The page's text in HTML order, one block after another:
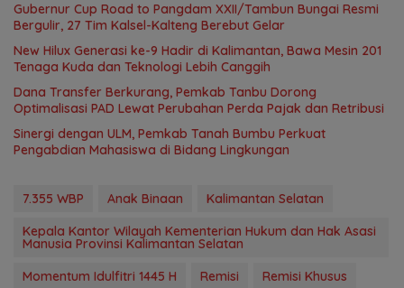
Gubernur Cup Road to Pangdam XXII/Tambun Bungai Resmi
Bergulir, 27 Tim Kalsel-Kalteng Berebut Gelar
New Hilux Generasi ke-9 Hadir di Kalimantan, Bawa Mesin 201
Tenaga Kuda dan Teknologi Lebih Canggih
Dana Transfer Berkurang, Pemkab Tanbu Dorong
Optimalisasi PAD Lewat Perubahan Perda Pajak dan Retribusi
Sinergi dengan ULM, Pemkab Tanah Bumbu Perkuat
Pengabdian Mahasiswa di Bidang Lingkungan
7.355 WBP Anak Binaan
Kalimantan Selatan
Kepala Kantor Wilayah Kementerian Hukum dan Hak Asasi
Manusia Provinsi Kalimantan Selatan
Momentum Idulfitri 1445 H
Remisi
Remisi Khusus